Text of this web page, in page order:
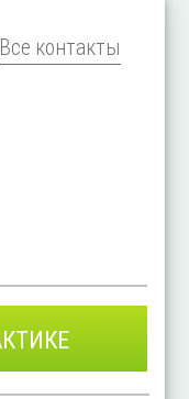
Все контакты